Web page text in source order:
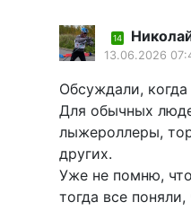
14
13.06.2026
Обсуждали,
Для обычных
лыжероллеры,
других.
Уже не помню,
тогда все